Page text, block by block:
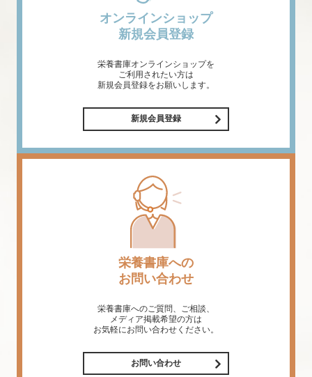
オンラインショップ
新規会員登録
栄養書庫オンラインショップを
ご利用されたい方は
新規会員登録をお願いします。
新規会員登録
栄養書庫への
お問い合わせ
栄養書庫へのご質問、ご相談、
メディア掲載希望の方は
お気軽にお問い合わせください。
お問い合わせ